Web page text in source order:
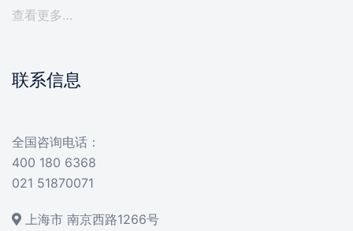
查看更多…
联系信息
全国咨询电话：
400 180 6368
021 51870071
上海市 南京西路1266号